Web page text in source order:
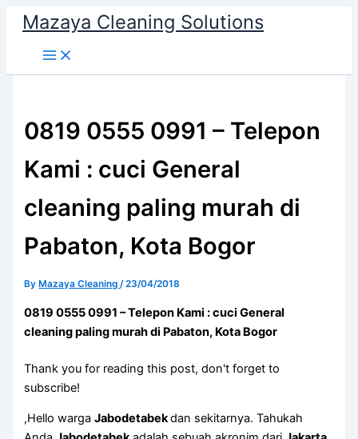
content
Mazaya Cleaning Solutions
0819 0555 0991 – Telepon
Kami : cuci General
cleaning paling murah di
Pabaton, Kota Bogor
By Mazaya Cleaning/23/04/2018
0819 0555 0991 – Telepon Kami : cuci General
cleaning paling murah di Pabaton, Kota Bogor
Thank you for reading this post, don't forget to
subscribe!
,Hello wargaJabodetabekdan sekitarnya. Tahukah